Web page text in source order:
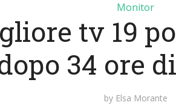
Monitor
tv 19
34 ore
by Elsa Morante